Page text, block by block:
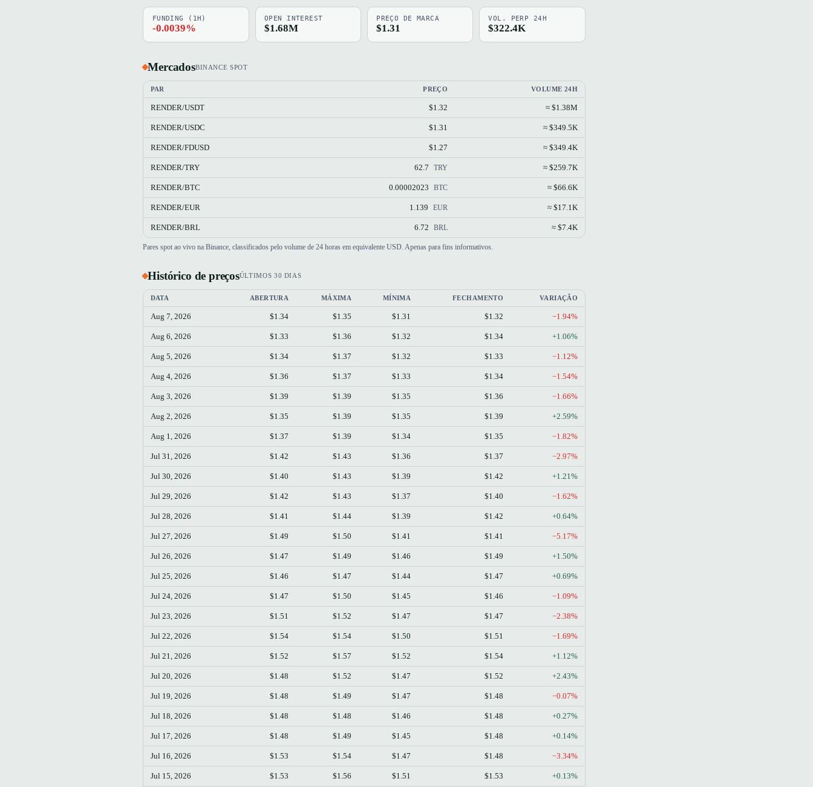
FUNDING (1H)
-0.0039%
OPEN INTEREST
$1.68M
PREÇO DE MARCA
$1.31
VOL. PERP 24H
$322.4K
MercadosBINANCE SPOT
PAR PREÇO VOLUME 24H
RENDER/USDT $1.32 ≈ $1.38M
RENDER/USDC $1.31 ≈ $349.5K
RENDER/FDUSD $1.27 ≈ $349.4K
RENDER/TRY 62.7 TRY ≈ $259.7K
RENDER/BTC 0.00002023 BTC ≈ $66.6K
RENDER/EUR 1.139 EUR ≈ $17.1K
RENDER/BRL 6.72 BRL ≈ $7.4K
Pares spot ao vivo na Binance, classificados pelo volume de 24 horas em equivalente USD. Apenas para fins informativos.
Histórico de preçosÚLTIMOS 30 DIAS
DATA ABERTURA MÁXIMA MÍNIMA FECHAMENTO VARIAÇÃO
Aug 7, 2026 $1.34 $1.35 $1.31 $1.32 −1.94%
Aug 6, 2026 $1.33 $1.36 $1.32 $1.34 +1.06%
Aug 5, 2026 $1.34 $1.37 $1.32 $1.33 −1.12%
Aug 4, 2026 $1.36 $1.37 $1.33 $1.34 −1.54%
Aug 3, 2026 $1.39 $1.39 $1.35 $1.36 −1.66%
Aug 2, 2026 $1.35 $1.39 $1.35 $1.39 +2.59%
Aug 1, 2026 $1.37 $1.39 $1.34 $1.35 −1.82%
Jul 31, 2026 $1.42 $1.43 $1.36 $1.37 −2.97%
Jul 30, 2026 $1.40 $1.43 $1.39 $1.42 +1.21%
Jul 29, 2026 $1.42 $1.43 $1.37 $1.40 −1.62%
Jul 28, 2026 $1.41 $1.44 $1.39 $1.42 +0.64%
Jul 27, 2026 $1.49 $1.50 $1.41 $1.41 −5.17%
Jul 26, 2026 $1.47 $1.49 $1.46 $1.49 +1.50%
Jul 25, 2026 $1.46 $1.47 $1.44 $1.47 +0.69%
Jul 24, 2026 $1.47 $1.50 $1.45 $1.46 −1.09%
Jul 23, 2026 $1.51 $1.52 $1.47 $1.47 −2.38%
Jul 22, 2026 $1.54 $1.54 $1.50 $1.51 −1.69%
Jul 21, 2026 $1.52 $1.57 $1.52 $1.54 +1.12%
Jul 20, 2026 $1.48 $1.52 $1.47 $1.52 +2.43%
Jul 19, 2026 $1.48 $1.49 $1.47 $1.48 −0.07%
Jul 18, 2026 $1.48 $1.48 $1.46 $1.48 +0.27%
Jul 17, 2026 $1.48 $1.49 $1.45 $1.48 +0.14%
Jul 16, 2026 $1.53 $1.54 $1.47 $1.48 −3.34%
Jul 15, 2026 $1.53 $1.56 $1.51 $1.53 +0.13%